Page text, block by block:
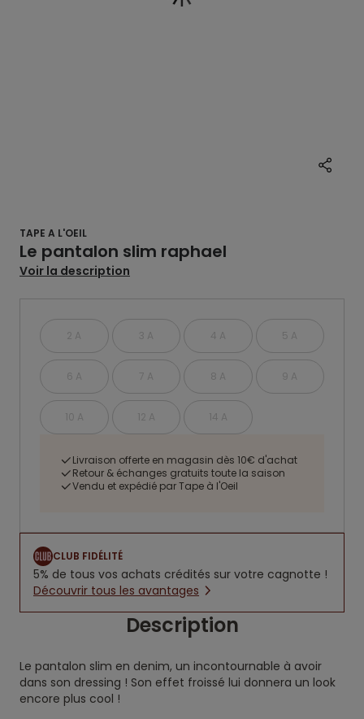
TAPE A L'OEIL
Le pantalon slim raphael
Voir la description
2 A 3 A 4 A 5 A
6 A 7 A 8 A 9 A
10 A 12 A 14 A
Livraison offerte en magasin dès 10€ d'achat
Retour & échanges gratuits toute la saison
Vendu et expédié par Tape à l'Oeil
CLUB FIDÉLITÉ
5% de tous vos achats crédités sur votre cagnotte !
Découvrir tous les avantages
Description
Le pantalon slim en denim, un incontournable à avoir
dans son dressing ! Son effet froissé lui donnera un look
encore plus cool !